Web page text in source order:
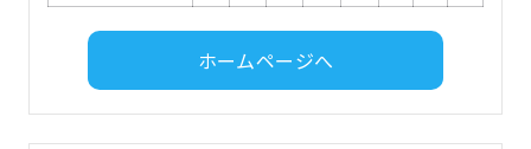
ホームページへ